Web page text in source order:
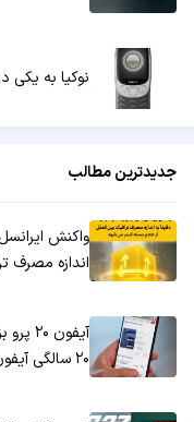
نوکیا به
جدیدترین مطالب
واکنش
اندازه مصرف
۲۰ سالگی آیفون